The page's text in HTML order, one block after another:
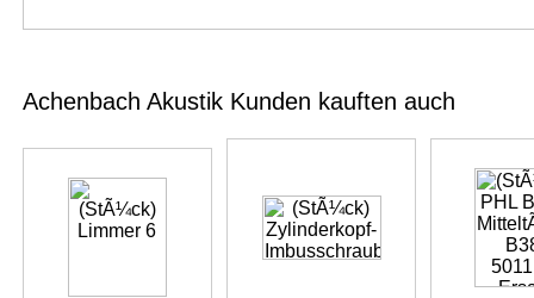
Achenbach Akustik Kunden kauften auch